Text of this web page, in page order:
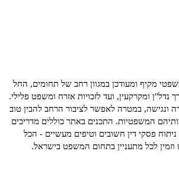
מקיף ומעודכן במגוון רחב של תחומים, החל
נדל"ן ומקרקעין, ועד לזכויות אזרח ומשפט פלילי.
ונגישה, במטרה לאפשר לציבור הרחב להבין טוב
המשפטיות. התכנים באתר כוללים מדריכים
פסקי דין חשובים וטיפים מעשיים - הכל
וזמין לכל מתעניין בתחום המשפט בישראל.